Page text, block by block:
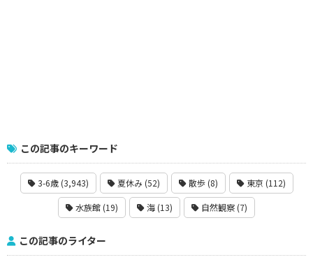
この記事のキーワード
3-6歳 (3,943) 夏休み (52) 散歩 (8) 東京 (112)
水族館 (19) 海 (13) 自然観察 (7)
この記事のライター